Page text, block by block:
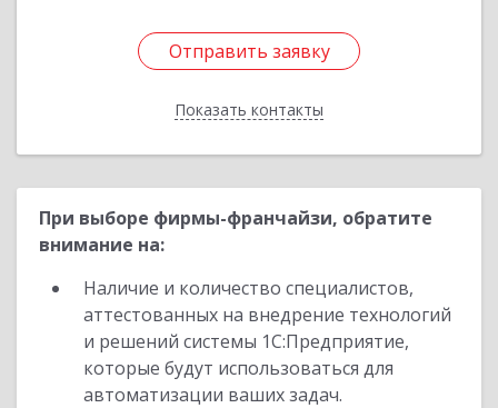
Отправить заявку
Показать контакты
Отправить заявку
Назад
При выборе фирмы-франчайзи, обратите
внимание на:
Наличие и количество специалистов,
аттестованных на внедрение технологий
и решений системы 1С:Предприятие,
которые будут использоваться для
автоматизации ваших задач.